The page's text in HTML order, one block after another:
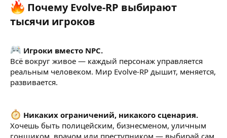
Почему Evolve-RP выбирают
тысячи игроков​
Игроки вместо NPC.
Всё вокруг живое — каждый персонаж управляется
реальным человеком. Мир Evolve-RP дышит, меняется,
развивается.
Никаких ограничений, никакого сценария.
Хочешь быть полицейским, бизнесменом, уличным